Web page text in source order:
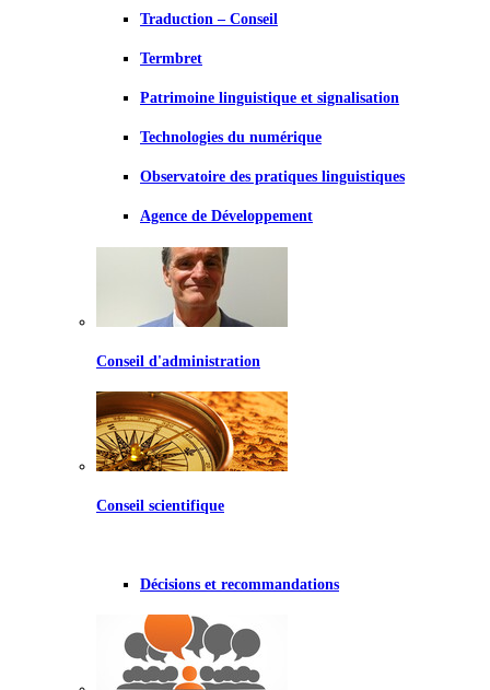
Traduction – Conseil
Termbret
Patrimoine linguistique et signalisation
Technologies du numérique
Observatoire des pratiques linguistiques
Agence de Développement
Conseil d'administration
Conseil scientifique
Décisions et recommandations